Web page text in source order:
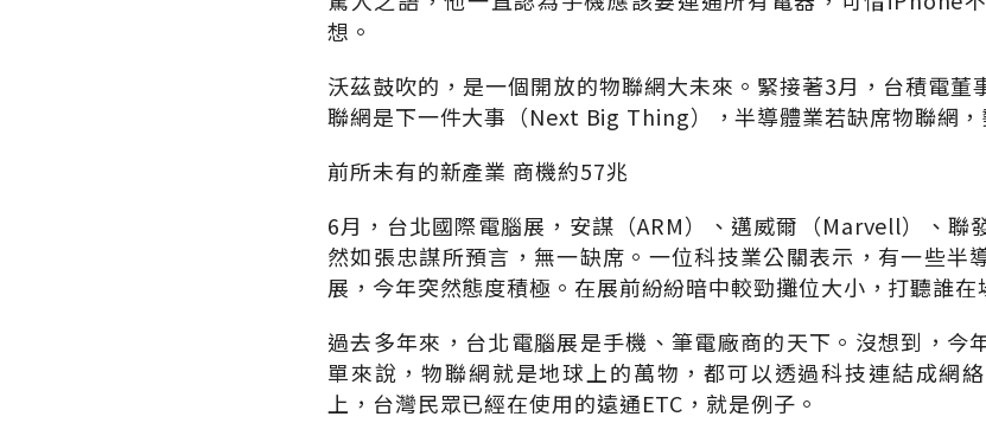
想。
沃茲鼓吹的，是一個開放的物聯網大未來。緊接著3月，台積電董
聯網是下一件大事（Next Big Thing），半導體業若缺席物聯網，
前所未有的新產業 商機約57兆
6月，台北國際電腦展，安謀（ARM）、邁威爾（Marvell）、聯
然如張忠謀所預言，無一缺席。一位科技業公關表示，有一些半
展，今年突然態度積極。在展前紛紛暗中較勁攤位大小，打聽誰在
過去多年來，台北電腦展是手機、筆電廠商的天下。沒想到，今
單來說，物聯網就是地球上的萬物，都可以透過科技連結成網
上，台灣民眾已經在使用的遠通ETC，就是例子。